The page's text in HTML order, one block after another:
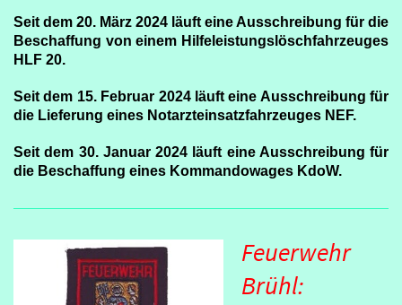
Seit dem 20. März 2024 läuft eine Ausschreibung für die
Beschaffung von einem Hilfeleistungslöschfahrzeuges
HLF 20.
Seit dem 15. Februar 2024 läuft eine Ausschreibung für
die Lieferung eines Notarzteinsatzfahrzeuges NEF.
Seit dem 30. Januar 2024 läuft eine Ausschreibung für
die Beschaffung eines Kommandowages KdoW.
Feuerwehr
Brühl: